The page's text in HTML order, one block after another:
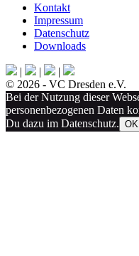
Kontakt
Impressum
Datenschutz
Downloads
| |
|
© 2026 - VC Dresden e.V.
Bei der Nutzung dieser
personenbezogenen Daten
Du dazu im Datenschutz. OK